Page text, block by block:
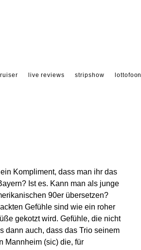
live reviews stripshow lottofoon
Kompliment, dass man ihr das
Ist es. Kann man als junge
90er übersetzen?
Gefühle sind wie ein roher
gekotzt wird. Gefühle, die nicht
dann auch, dass das Trio seinem
Mannheim (sic) die, für